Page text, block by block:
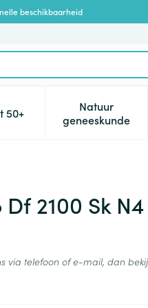
beschikbaarheid
categorieen kinderen
50+submenu voor Vitaliteit
Natuur
geneeskunde
Toon
2100 Sk N4
via telefoon of e-mail, dan